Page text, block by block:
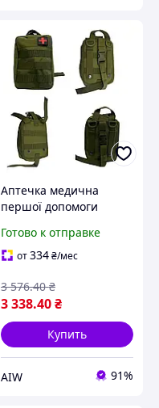
Аптечка медична
першої допомоги
аптечка тактична
рятувальна для ЗСУ
Готово к отправке
от334₴/мес
3 338.40₴
3 576.40 ₴
Купить
AIW 91%